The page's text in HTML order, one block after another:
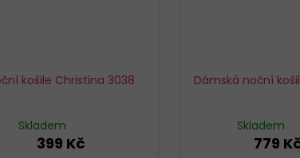
košile Christina 3038
Skladem
399 Kč
Dámská noční
Skladem
779